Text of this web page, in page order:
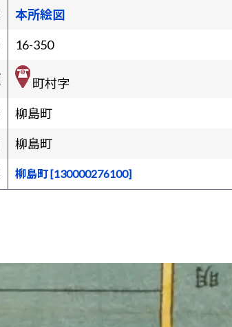
本所絵図
16-350
町村字
柳島町
柳島町
柳島町 [130000276100]